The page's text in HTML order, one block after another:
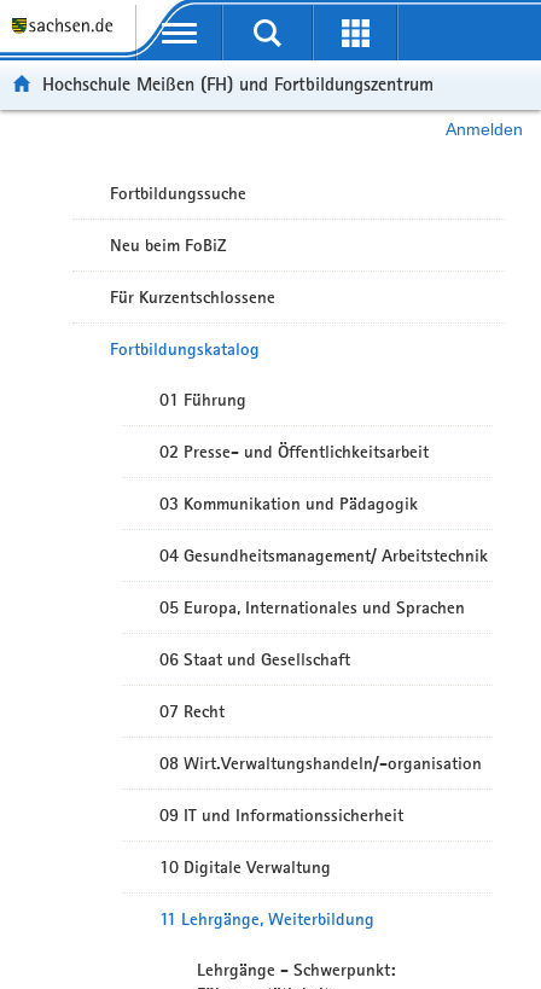
Portalübergreifende Navigation
Hochschule Meißen (FH) und Fortbildungszentrum
Anmelden
Fortbildungssuche
Neu beim FoBiZ
Für Kurzentschlossene
Fortbildungskatalog
01 Führung
02 Presse- und Öffentlichkeitsarbeit
03 Kommunikation und Pädagogik
04 Gesundheitsmanagement/ Arbeitstechnik
05 Europa, Internationales und Sprachen
06 Staat und Gesellschaft
07 Recht
08 Wirt.Verwaltungshandeln/-organisation
09 IT und Informationssicherheit
10 Digitale Verwaltung
11 Lehrgänge, Weiterbildung
Lehrgänge - Schwerpunkt: